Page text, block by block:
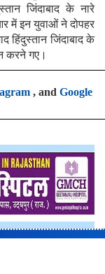
जिंदाबाद के नारे
में इन युवाओं ने दोपहर
जिंदाबाद के
करने गए।
, and Google